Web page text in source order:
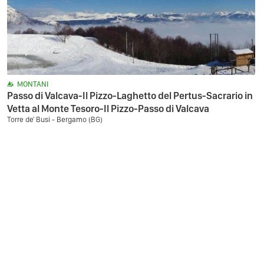
MONTANI
Passo di Valcava-Il Pizzo-Laghetto del Pertus-Sacrario in
Vetta al Monte Tesoro-Il Pizzo-Passo di Valcava
Torre de' Busi - Bergamo (BG)